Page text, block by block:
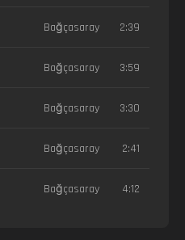
Bağçasaray 2:39
Bağçasaray 3:59
Bağçasaray 3:30
Bağçasaray 2:41
Bağçasaray 4:12